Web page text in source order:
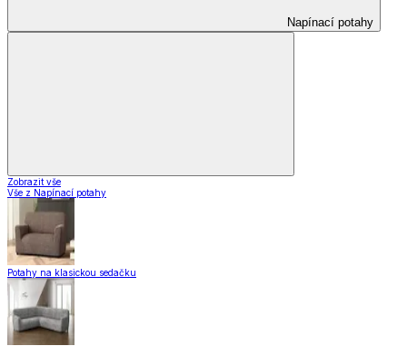
Napínací potahy
Zobrazit vše
Vše z Napínací potahy
Potahy na klasickou sedačku